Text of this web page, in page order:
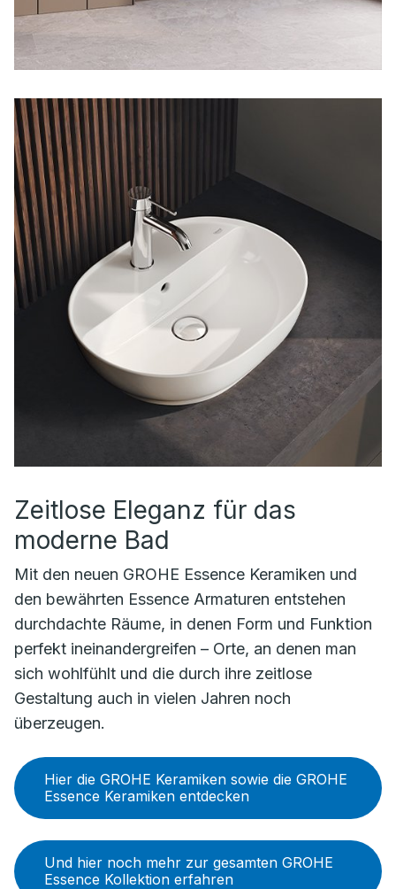
Zeitlose Eleganz für das
moderne Bad
Mit den neuen GROHE Essence Keramiken und
den bewährten Essence Armaturen entstehen
durchdachte Räume, in denen Form und Funktion
perfekt ineinandergreifen – Orte, an denen man
sich wohlfühlt und die durch ihre zeitlose
Gestaltung auch in vielen Jahren noch
überzeugen.
Hier die GROHE Keramiken sowie die GROHE
Essence Keramiken entdecken
Und hier noch mehr zur gesamten GROHE
Essence Kollektion erfahren